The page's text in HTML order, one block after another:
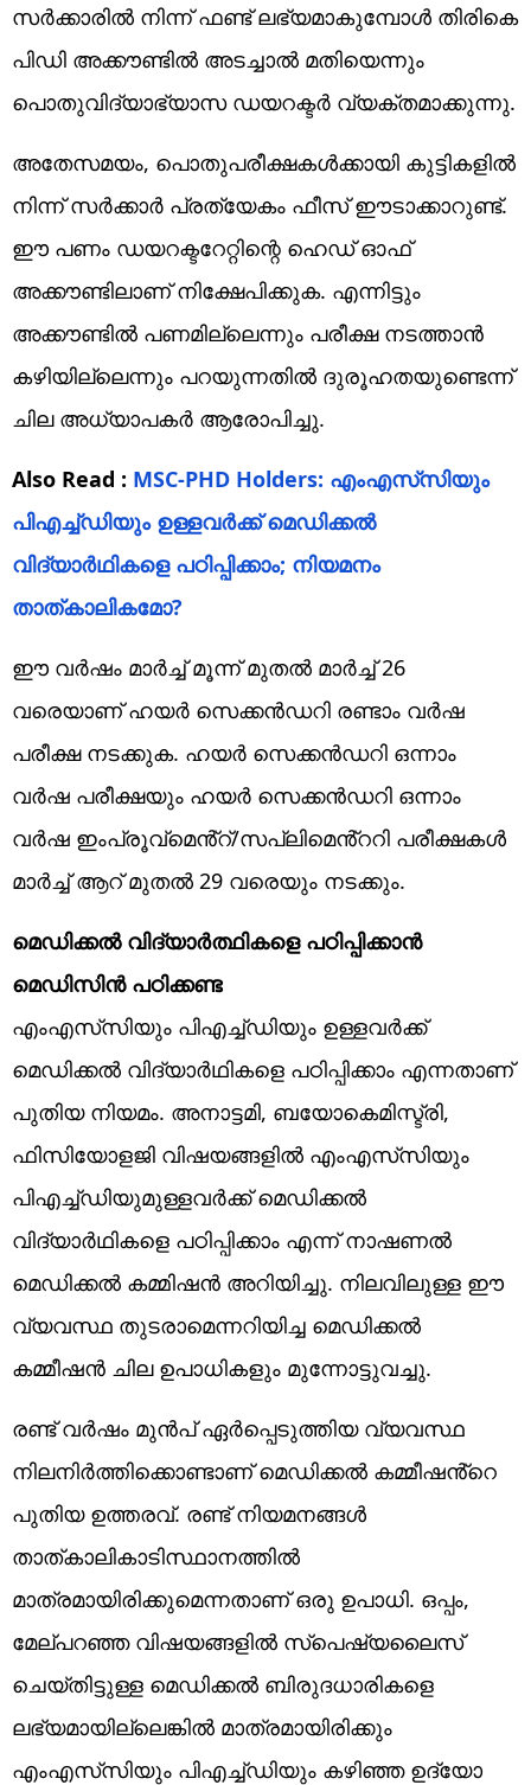
സർക്കാരിൽ നിന്ന് ഫണ്ട് ലഭ്യമാകുമ്പോൾ തിരികെ
പിഡി അക്കൗണ്ടിൽ അടച്ചാൽ മതിയെന്നും
പൊതുവിദ്യാഭ്യാസ ഡയറക്ടർ വ്യക്തമാക്കുന്നു.
അതേസമയം, പൊതുപരീക്ഷകൾക്കായി കുട്ടികളിൽ
നിന്ന് സർക്കാർ പ്രത്യേകം ഫീസ് ഈടാക്കാറുണ്ട്.
ഈ പണം ഡയറക്ടറേറ്റിന്റെ ഹെഡ് ഓഫ്
അക്കൗണ്ടിലാണ് നിക്ഷേപിക്കുക. എന്നിട്ടും
അക്കൗണ്ടിൽ പണമില്ലെന്നും പരീക്ഷ നടത്താൻ
കഴിയില്ലെന്നും പറയുന്നതിൽ ദുരൂഹതയുണ്ടെന്ന്
ചില അധ്യാപകർ ആരോപിച്ചു.
Also Read : MSC-PHD Holders: എംഎസ്‌സിയും
പിഎച്ച്ഡിയും ഉള്ളവർക്ക് മെഡിക്കൽ
വിദ്യാർഥികളെ പഠിപ്പിക്കാം; നിയമനം
താത്‌കാലികമോ?
ഈ വർഷം മാർച്ച് മൂന്ന് മുതൽ മാർച്ച് 26
വരെയാണ് ഹയർ സെക്കൻഡറി രണ്ടാം വർഷ
പരീക്ഷ നടക്കുക. ഹയർ സെക്കൻഡറി ഒന്നാം
വർഷ പരീക്ഷയും ഹയർ സെക്കൻഡറി ഒന്നാം
വർഷ ഇംപ്രൂവ്മെൻ്റ്/സപ്ലിമെൻ്ററി പരീക്ഷകൾ
മാർച്ച് ആറ് മുതൽ 29 വരെയും നടക്കും.
മെഡിക്കൽ വിദ്യാർത്ഥികളെ പഠിപ്പിക്കാൻ
മെഡിസിൻ പഠിക്കണ്ട
എംഎസ്‌സിയും പിഎച്ച്ഡിയും ഉള്ളവർക്ക്
മെഡിക്കൽ വിദ്യാർഥികളെ പഠിപ്പിക്കാം എന്നതാണ്
പുതിയ നിയമം. അനാട്ടമി, ബയോകെമിസ്ട്രി,
ഫിസിയോളജി വിഷയങ്ങളിൽ എംഎസ്‌സിയും
പിഎച്ച്ഡിയുമുള്ളവർക്ക് മെഡിക്കൽ
വിദ്യാർഥികളെ പഠിപ്പിക്കാം എന്ന് നാഷണൽ
മെഡിക്കൽ കമ്മിഷൻ അറിയിച്ചു. നിലവിലുള്ള ഈ
വ്യവസ്ഥ തുടരാമെന്നറിയിച്ച മെഡിക്കൽ
കമ്മീഷൻ ചില ഉപാധികളും മുന്നോട്ടുവച്ചു.
രണ്ട് വർഷം മുൻപ് ഏർപ്പെടുത്തിയ വ്യവസ്ഥ
നിലനിർത്തിക്കൊണ്ടാണ് മെഡിക്കൽ കമ്മീഷൻ്റെ
പുതിയ ഉത്തരവ്. രണ്ട് നിയമനങ്ങൾ
താത്കാലികാടിസ്ഥാനത്തിൽ
മാത്രമായിരിക്കുമെന്നതാണ് ഒരു ഉപാധി. ഒപ്പം,
മേല്പറഞ്ഞ വിഷയങ്ങളിൽ സ്പെഷ്യലൈസ്
ചെയ്തിട്ടുള്ള മെഡിക്കൽ ബിരുദധാരികളെ
ലഭ്യമായില്ലെങ്കിൽ മാത്രമായിരിക്കും
എംഎസ്‌സിയും പിഎച്ച്ഡിയും കഴിഞ്ഞ ഉദ്യോ​